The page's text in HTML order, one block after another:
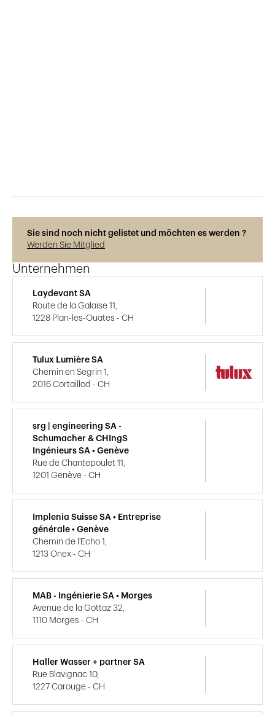
Sie sind noch nicht gelistet und möchten es werden ?
Werden Sie Mitglied
Unternehmen
Laydevant SA
Route de la Galaise 11,
1228 Plan-les-Ouates - CH
Tulux Lumière SA
Chemin en Segrin 1,
2016 Cortaillod - CH
srg | engineering SA -
Schumacher & CHIngS
Ingénieurs SA • Genève
Rue de Chantepoulet 11,
1201 Genève - CH
Implenia Suisse SA • Entreprise
générale • Genève
Chemin de l'Echo 1,
1213 Onex - CH
MAB - Ingénierie SA • Morges
Avenue de la Gottaz 32,
1110 Morges - CH
Haller Wasser + partner SA
Rue Blavignac 10,
1227 Carouge - CH